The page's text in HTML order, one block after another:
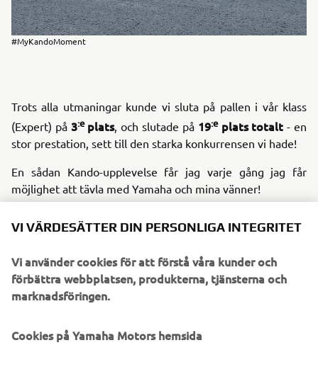
#MyKandoMoment
Trots alla utmaningar kunde vi sluta på pallen i vår klass
(Expert) på 3:eplats, och slutade på 19:eplats totalt - en
stor prestation, sett till den starka konkurrensen vi hade!
En sådan Kando-upplevelse får jag varje gång jag får
möjlighet att tävla med Yamaha och mina vänner!
djup tillfredsställelse och intensiv spänning som vi
©Yamaha Motor Europe N.V. / Yamaha Motor Co., Ltd.
VI VÄRDESÄTTER DIN PERSONLIGA INTEGRITET
Vi använder cookies för att förstå våra kunder och
förbättra webbplatsen, produkterna, tjänsterna och
marknadsföringen.
Cookies på Yamaha Motors hemsida